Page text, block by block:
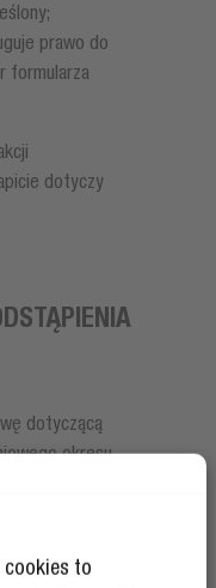
cookies to
prawo do
formularza
dotyczy
dotyczącą
okresu
o